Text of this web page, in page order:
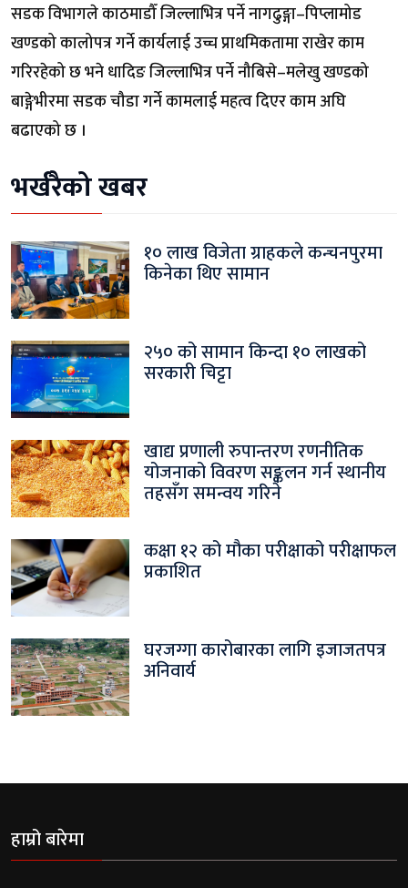
सडक विभागले काठमाडौँ जिल्लाभित्र पर्ने नागढुङ्गा–पिप्लामोड
खण्डको कालोपत्र गर्ने कार्यलाई उच्च प्राथमिकतामा राखेर काम
गरिरहेको छ भने धादिङ जिल्लाभित्र पर्ने नौबिसे–मलेखु खण्डको
बाङ्गेभीरमा सडक चौडा गर्ने कामलाई महत्व दिएर काम अघि
बढाएको छ ।
भर्खरैको खबर
१० लाख विजेता ग्राहकले कन्चनपुरमा
किनेका थिए सामान
२५० को सामान किन्दा १० लाखको
सरकारी चिट्टा
खाद्य प्रणाली रुपान्तरण रणनीतिक
योजनाको विवरण सङ्कलन गर्न स्थानीय
तहसँग समन्वय गरिने
कक्षा १२ को मौका परीक्षाको परीक्षाफल
प्रकाशित
घरजग्गा कारोबारका लागि इजाजतपत्र
अनिवार्य
हाम्रो बारेमा